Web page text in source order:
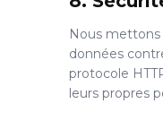
Nous
données
protocole
leurs propres